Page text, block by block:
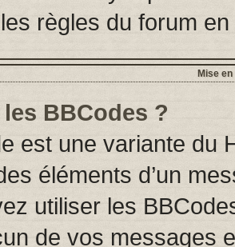
règles du forum
Mise
BBCodes ?
est une variante du
éléments d’un
utiliser les
de vos messages